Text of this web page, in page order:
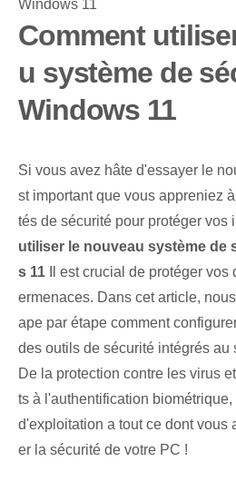
Comment
u système de
Windows 11
Si vous avez hâte d'essayer le
st important que vous appreniez
tés de sécurité pour protéger vos
utiliser le nouveau système de
s 11 Il est crucial de protéger
ermenaces. Dans cet article,
ape par étape comment
des outils de sécurité intégrés au
De la protection contre les virus
ts à l'authentification
d'exploitation a tout ce dont vous
er la sécurité de votre PC !